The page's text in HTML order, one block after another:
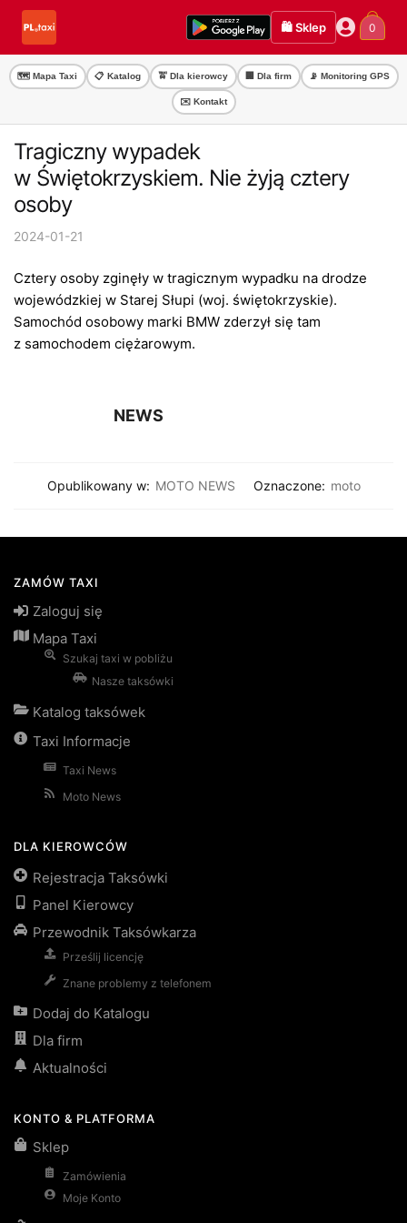
Przejdź
nawigacji
Przejdź
treści
🛍️ Sklep 0
🗺️ Mapa Taxi 📋 Katalog 🚖 Dla kierowcy 🏢 Dla firm 📡 Monitoring GPS
✉️ Kontakt
Tragiczny wypadek
w Świętokrzyskiem. Nie żyją cztery
osoby
2024-01-21
Cztery osoby zginęły w tragicznym wypadku na drodze
wojewódzkiej w Starej Słupi (woj. świętokrzyskie).
Samochód osobowy marki BMW zderzył się tam
z samochodem ciężarowym.
NEWS
Opublikowany w: MOTO NEWS Oznaczone: moto
ZAMÓW TAXI
Zaloguj się
Mapa Taxi
Szukaj taxi w pobliżu
Nasze taksówki
Katalog taksówek
Taxi Informacje
Taxi News
Moto News
DLA KIEROWCÓW
Rejestracja Taksówki
Panel Kierowcy
Przewodnik Taksówkarza
Prześlij licencję
Znane problemy z telefonem
Dodaj do Katalogu
Dla firm
Aktualności
KONTO & PLATFORMA
Sklep
Zamówienia
Moje Konto